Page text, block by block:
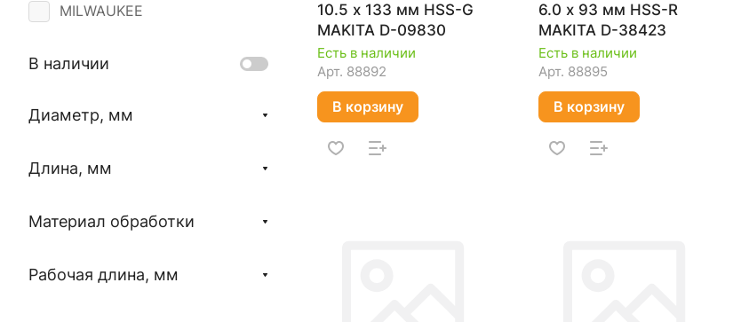
10.5 х 133 мм HSS-G
MAKITA D-09830
Есть в наличии
Арт. 88892
В корзину
6.0 х 93 мм HSS-R
MAKITA D-38423
Есть в наличии
Арт. 88895
В корзину
MILWAUKEE
В наличии
Диаметр, мм
Длина, мм
Материал обработки
Рабочая длина, мм